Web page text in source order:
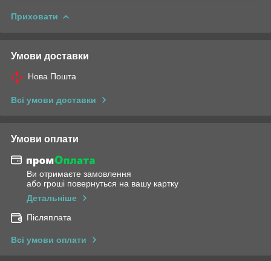
Приховати
Умови доставки
Нова Пошта
Всі умови доставки
Умови оплати
Ви отримаєте замовлення
або гроші повернуться на вашу картку
Детальніше
Післяплата
Всі умови оплати